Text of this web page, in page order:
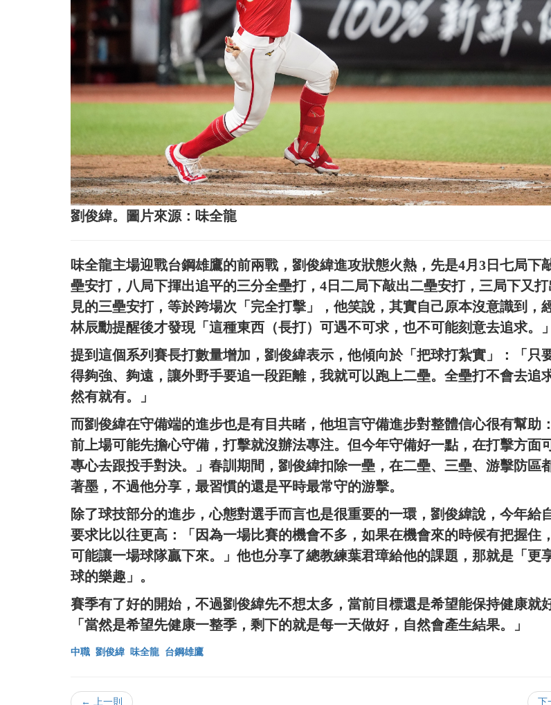
劉俊緯。圖片來源：味全龍
味全龍主場迎戰台鋼雄鷹的前兩戰，劉俊緯進攻狀態火熱，先是4月3日七局下
壘安打，八局下揮出追平的三分全壘打，4日二局下敲出二壘安打，三局下又
見的三壘安打，等於跨場次「完全打擊」，他笑說，其實自己原本沒意識到，
林辰勳提醒後才發現「這種東西（長打）可遇不可求，也不可能刻意去追求。」
提到這個系列賽長打數量增加，劉俊緯表示，他傾向於「把球打紮實」：「只
得夠強、夠遠，讓外野手要追一段距離，我就可以跑上二壘。全壘打不會去追
然有就有。」
而劉俊緯在守備端的進步也是有目共睹，他坦言守備進步對整體信心很有幫助
前上場可能先擔心守備，打擊就沒辦法專注。但今年守備好一點，在打擊方面
專心去跟投手對決。」春訓期間，劉俊緯扣除一壘，在二壘、三壘、游擊防區
著墨，不過他分享，最習慣的還是平時最常守的游擊。
除了球技部分的進步，心態對選手而言也是很重要的一環，劉俊緯說，今年給
要求比以往更高：「因為一場比賽的機會不多，如果在機會來的時候有把握住
可能讓一場球隊贏下來。」他也分享了總教練葉君璋給他的課題，那就是「更
球的樂趣」。
賽季有了好的開始，不過劉俊緯先不想太多，當前目標還是希望能保持健康就
「當然是希望先健康一整季，剩下的就是每一天做好，自然會產生結果。」
中職 劉俊緯 味全龍 台鋼雄鷹
← 上一則 下